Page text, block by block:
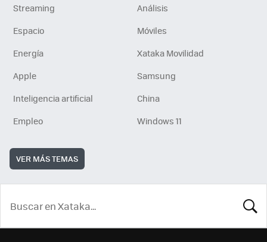
Streaming
Análisis
Espacio
Móviles
Energía
Xataka Movilidad
Apple
Samsung
Inteligencia artificial
China
Empleo
Windows 11
VER MÁS TEMAS